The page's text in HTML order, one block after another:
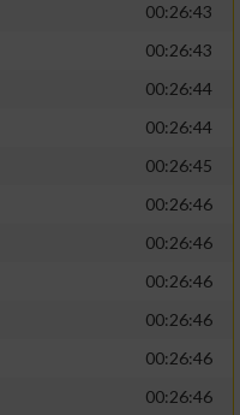
00:26:43
00:26:43
00:26:44
00:26:44
00:26:45
00:26:46
00:26:46
00:26:46
00:26:46
00:26:46
00:26:46